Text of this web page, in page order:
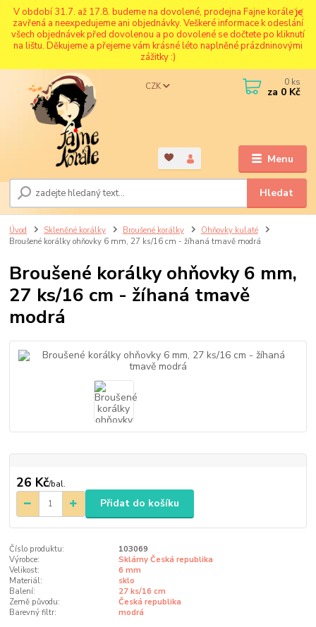
V období 31.7. až 17.8. budeme na dovolené, prodejna Fajne korále je
zavřená a neexpedujeme ani objednávky. Veškeré informace k odeslání
všech objednávek před dovolenou a po dovolené se dočtete po kliknutí
na lištu. Děkujeme a přejeme vám krásné léto naplněné prázdninovými
zážitky :)
Menu
CZK
Hledat
0 ks
za 0 Kč
Úvod Skleněné korálky Broušené korálky
Ohňovky kulaté
Broušené korálky ohňovky 6 mm, 27 ks/16 cm - žíhaná tmavě modrá
Broušené korálky ohňovky 6 mm,
27 ks/16 cm - žíhaná tmavě
modrá
26 Kč/bal.
Přidat do košíku
Číslo produktu:
103069
Výrobce:
Sklárny Česká republika
Velikost:
6 mm
Materiál:
sklo
Balení:
27 ks/16 cm
Země původu:
Česká republika
Barevný filtr:
modrá